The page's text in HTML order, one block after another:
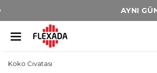
AYNI GÜN KARGO
Koko Cıvatası